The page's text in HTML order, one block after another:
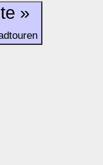
Zurück zur Startseite »